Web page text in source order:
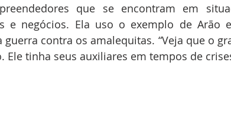
que se encontram em
e negócios. Ela uso o exemplo de Arão
guerra contra os amalequitas. “Veja que o
Ele tinha seus auxiliares em tempos de